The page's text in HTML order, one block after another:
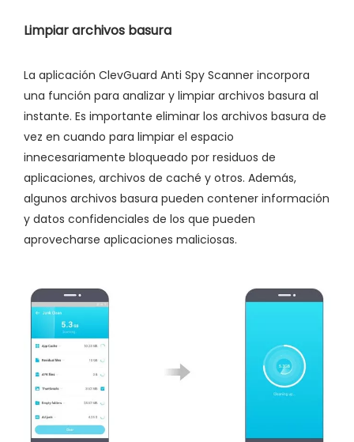
Limpiar archivos basura
La aplicación ClevGuard Anti Spy Scanner incorpora
una función para analizar y limpiar archivos basura al
instante. Es importante eliminar los archivos basura de
vez en cuando para limpiar el espacio
innecesariamente bloqueado por residuos de
aplicaciones, archivos de caché y otros. Además,
algunos archivos basura pueden contener información
y datos confidenciales de los que pueden
aprovecharse aplicaciones maliciosas.